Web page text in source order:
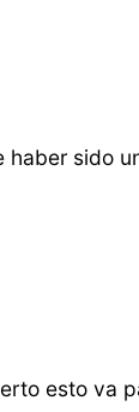
sido
esto va